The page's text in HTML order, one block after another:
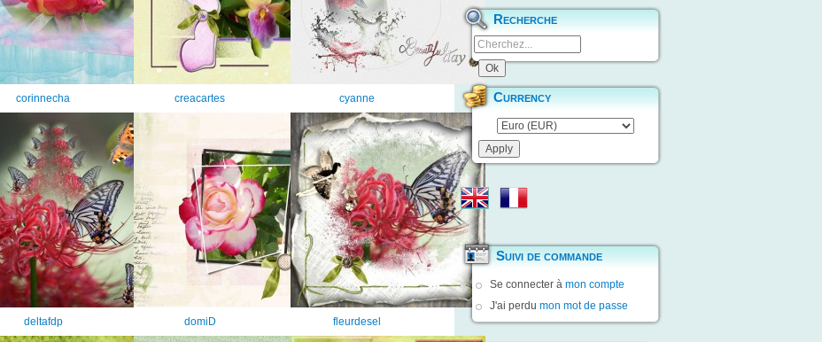
corinnecha creacartes cyanne
deltafdp domiD fleurdesel
Recherche
Currency
Suivi de commande
Se connecter à mon compte
J'ai perdu mon mot de passe